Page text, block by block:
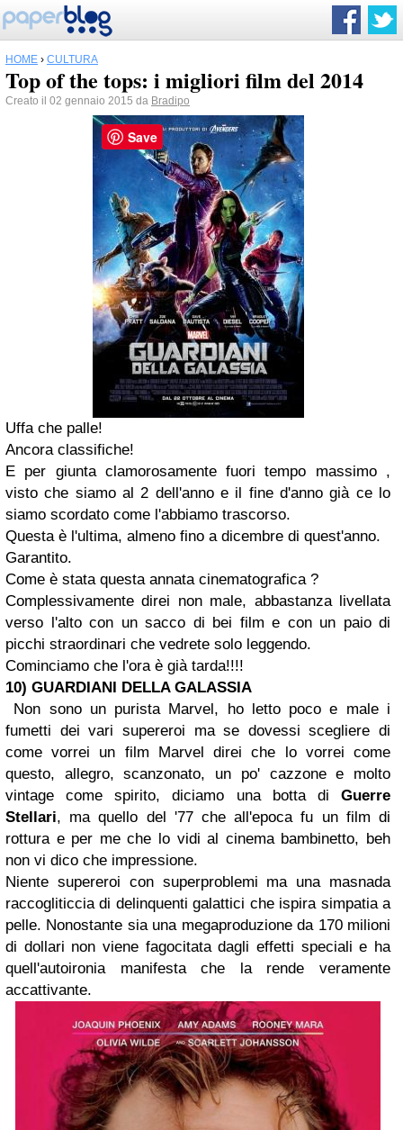
HOME › CULTURA
Top of the tops: i migliori film del 2014
Creato il 02 gennaio 2015 da Bradipo
Uffa che palle!
Ancora classifiche!
E per giunta clamorosamente fuori tempo massimo ,
visto che siamo al 2 dell'anno e il fine d'anno già ce lo
siamo scordato come l'abbiamo trascorso.
Questa è l'ultima, almeno fino a dicembre di quest'anno.
Garantito.
Come è stata questa annata cinematografica ?
Complessivamente direi non male, abbastanza livellata
verso l'alto con un sacco di bei film e con un paio di
picchi straordinari che vedrete solo leggendo.
Cominciamo che l'ora è già tarda!!!!
10) GUARDIANI DELLA GALASSIA
Non sono un purista Marvel, ho letto poco e male i
fumetti dei vari supereroi ma se dovessi scegliere di
come vorrei un film Marvel direi che lo vorrei come
questo, allegro, scanzonato, un po' cazzone e molto
vintage come spirito, diciamo una botta di Guerre
Stellari, ma quello del '77 che all'epoca fu un film di
rottura e per me che lo vidi al cinema bambinetto, beh
non vi dico che impressione.
Niente supereroi con superproblemi ma una masnada
raccogliticcia di delinquenti galattici che ispira simpatia a
pelle. Nonostante sia una megaproduzione da 170 milioni
di dollari non viene fagocitata dagli effetti speciali e ha
quell'autoironia manifesta che la rende veramente
accattivante.
Save